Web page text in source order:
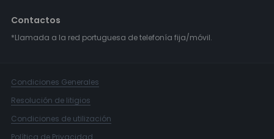
Contactos
*Llamada a la red portuguesa de telefonía fija/móvil.
Condiciones Generales
Resolución de litigios
Condiciones de utilización
Política de Privacidad